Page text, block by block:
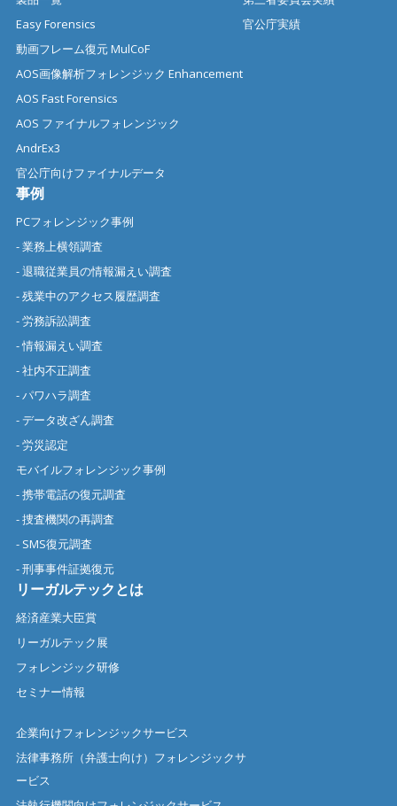
Easy Forensics
動画フレーム復元 MulCoF
AOS画像解析フォレンジック Enhancement
AOS Fast Forensics
AOS ファイナルフォレンジック
AndrEx3
官公庁向けファイナルデータ
官公庁実績
事例
PCフォレンジック事例
- 業務上横領調査
- 退職従業員の情報漏えい調査
- 残業中のアクセス履歴調査
- 労務訴訟調査
- 情報漏えい調査
- 社内不正調査
- パワハラ調査
- データ改ざん調査
- 労災認定
モバイルフォレンジック事例
- 携帯電話の復元調査
- 捜査機関の再調査
- SMS復元調査
- 刑事事件証拠復元
リーガルテックとは
経済産業大臣賞
リーガルテック展
フォレンジック研修
セミナー情報
企業向けフォレンジックサービス
法律事務所（弁護士向け）フォレンジックサ
ービス